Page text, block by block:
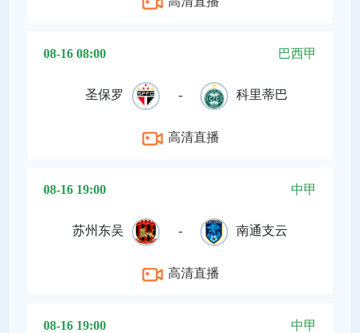
08-16 08:00 巴西甲
圣保罗 - 科里蒂巴
高清直播
08-16 19:00 中甲
苏州东吴 - 南通支云
高清直播
08-16 19:00 中甲